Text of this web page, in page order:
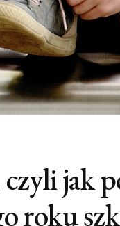
jak
roku